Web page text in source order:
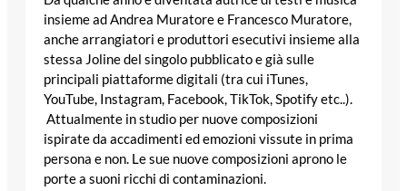
insieme ad Andrea Muratore e Francesco Muratore,
anche arrangiatori e produttori esecutivi insieme alla
stessa Joline del singolo pubblicato e già sulle
principali piattaforme digitali (tra cui iTunes,
YouTube, Instagram, Facebook, TikTok, Spotify etc..).
Attualmente in studio per nuove composizioni
ispirate da accadimenti ed emozioni vissute in prima
persona e non. Le sue nuove composizioni aprono le
porte a suoni ricchi di contaminazioni.